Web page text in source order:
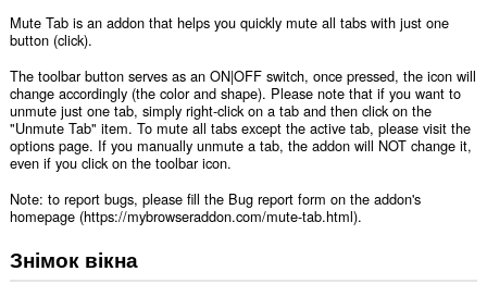
Mute Tab is an addon that helps you quickly mute all tabs with just one
button (click).
The toolbar button serves as an ON|OFF switch, once pressed, the icon will
change accordingly (the color and shape). Please note that if you want to
unmute just one tab, simply right-click on a tab and then click on the
"Unmute Tab" item. To mute all tabs except the active tab, please visit the
options page. If you manually unmute a tab, the addon will NOT change it,
even if you click on the toolbar icon.
Note: to report bugs, please fill the Bug report form on the addon's
homepage (https://mybrowseraddon.com/mute-tab.html).
Знімок вікна